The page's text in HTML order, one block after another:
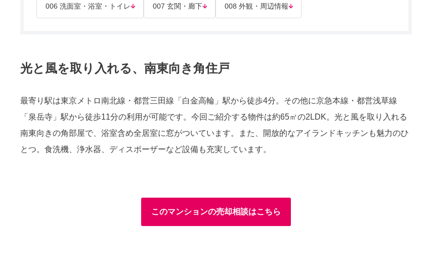
006 洗面室・浴室・トイレ 007 玄関・廊下 008 外観・周辺情報
光と風を取り入れる、南東向き角住戸
最寄り駅は東京メトロ南北線・都営三田線「白金高輪」駅から徒歩4分。その他に京急本線・都営浅草線
「泉岳寺」駅から徒歩11分の利用が可能です。今回ご紹介する物件は約65㎡の2LDK。光と風を取り入れる
南東向きの角部屋で、浴室含め全居室に窓がついています。また、開放的なアイランドキッチンも魅力のひ
とつ。食洗機、浄水器、ディスポーザーなど設備も充実しています。
このマンションの売却相談はこちら